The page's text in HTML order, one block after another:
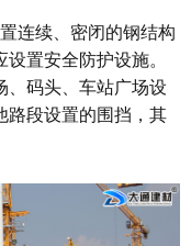
连续、密闭的钢结构
置安全防护设施。
、码头、车站广场设
路段设置的围挡，其